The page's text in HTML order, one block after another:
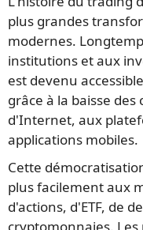
plus grandes
modernes.
institutions et aux
est devenu
grâce à la baisse
d'Internet, aux
applications mobiles.
Cette
plus facilement aux
d'actions, d'ETF, de